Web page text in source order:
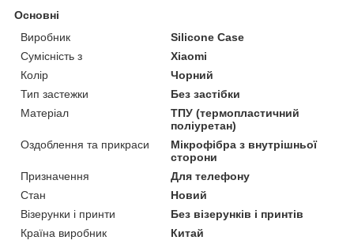
Основні
Виробник
Silicone Case
Сумісність з
Xiaomi
Колір
Чорний
Тип застежки
Без застібки
Матеріал
ТПУ (термопластичний
поліуретан)
Оздоблення та прикраси
Мікрофібра з внутрішньої
сторони
Призначення
Для телефону
Стан
Новий
Візерунки і принти
Без візерунків і принтів
Країна виробник
Китай